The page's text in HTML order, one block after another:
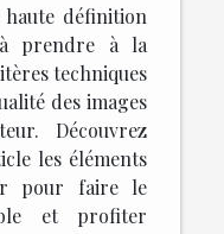
haute définition
prendre à la
techniques
des images
Découvrez
les éléments
pour faire le
et profiter